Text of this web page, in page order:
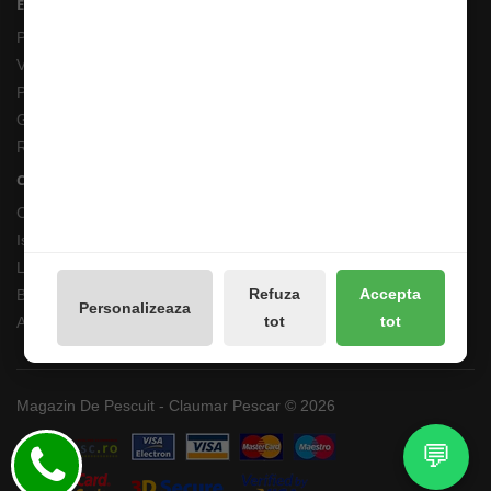
Personalizeaza
Refuza
tot
Accepta
tot
💬
Extras
Producători
Vouchere cadou
Promotii
Galerie Foto
Reseteaza Notificarile
Contul meu
Contul meu
Istoricul comenzilor
Lista de dorințe
Buletin de știri
Administreaza preferintele GDPR
Magazin De Pescuit - Claumar Pescar © 2026